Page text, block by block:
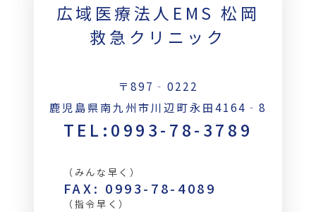
広域医療法人EMS 松岡
救急クリニック
〒897‐0222
鹿児島県南九州市川辺町永田4164‐8
TEL:0993-78-3789
（みんな早く）
FAX: 0993-78-4089
（指令早く）